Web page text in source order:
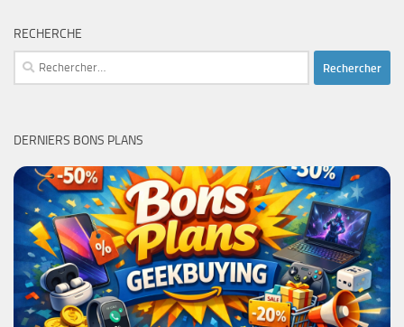
RECHERCHE
Rechercher :
DERNIERS BONS PLANS